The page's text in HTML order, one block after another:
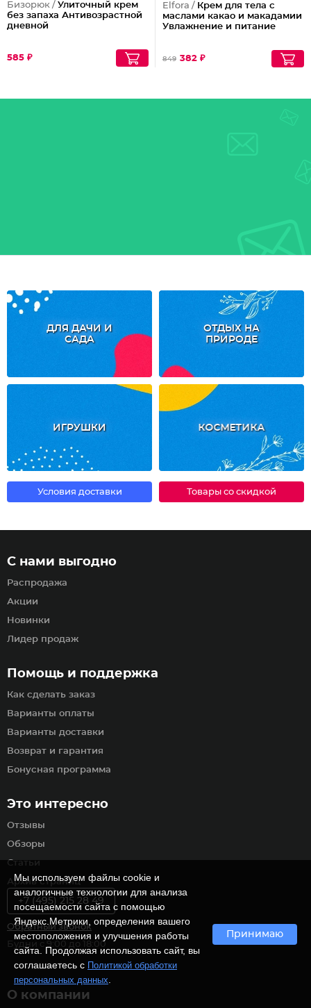
Бизорюк / Улиточный крем
без запаха Антивозрастной
дневной
585 ₽
Elfora / Крем для тела с
маслами какао и макадамии
Увлажнение и питание
849 382 ₽
ДЛЯ ДАЧИ И
САДА
ОТДЫХ НА
ПРИРОДЕ
ИГРУШКИ КОСМЕТИКА
Условия доставки Товары со скидкой
Помощь и поддержка
Как сделать заказ
Варианты оплаты
Варианты доставки
Возврат и гарантия
Бонусная программа
С нами выгодно
Распродажа
Акции
Новинки
Лидер продаж
Это интересно
Отзывы
Обзоры
Статьи
Архив страниц
О компании
+7 (495) 215 28 49
Обратный звонок
Будни с 9:00 до 18:00
Мы используем файлы cookie и
аналогичные технологии для анализа
посещаемости сайта с помощью
Яндекс.Метрики, определения вашего
местоположения и улучшения работы
сайта. Продолжая использовать сайт, вы
соглашаетесь с Политикой обработки
персональных данных
Принимаю